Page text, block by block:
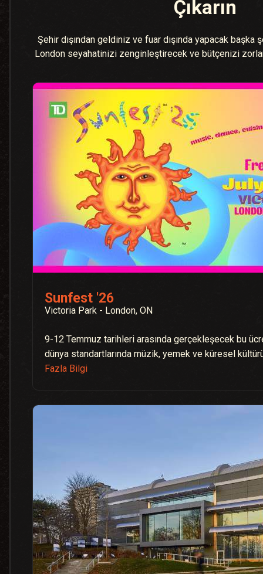
Çıkarın
Şehir dışından geldiniz ve fuar dışında yapacak başka
London seyahatinizi zenginleştirecek ve bütçenizi
Sunfest '26
Victoria Park - London, ON
9-12 Temmuz tarihleri arasında gerçekleşecek bu
dünya standartlarında müzik, yemek ve küresel
Fazla Bilgi